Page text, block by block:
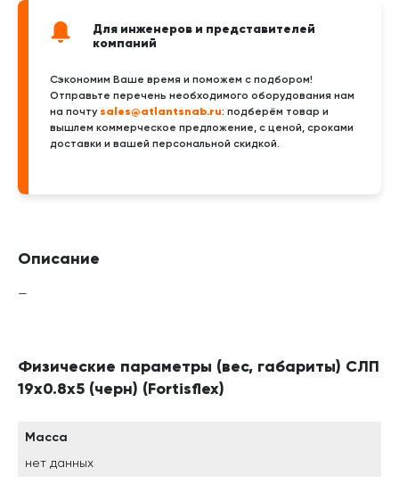
Для инженеров и представителей
компаний
Сэкономим Ваше время и поможем с подбором!
Отправьте перечень необходимого оборудования нам
на почту sales@atlantsnab.ru: подберём товар и
вышлем коммерческое предложение, с ценой, сроками
доставки и вашей персональной скидкой.
Описание
—
Физические параметры (вес, габариты) СЛП
19х0.8х5 (черн) (Fortisflex)
Масса
нет данных